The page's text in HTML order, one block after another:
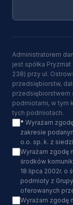
Administratorem
jest spółka
238) przy ul.
przedsiębiorstw,
przedsiębiorstwem
podmiotami, w tym
tych podmiotach.
* Wyrażam
zakresie
o.o. sp. k. z
Wyrażam zgodę
środków
18 lipca 2002r. o
podmioty z
oferowanych
Wyrażam zgodę